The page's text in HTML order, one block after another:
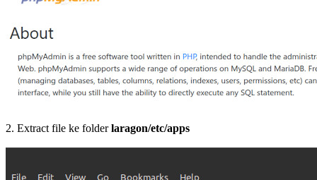
2. Extract file ke folderlaragon/etc/apps